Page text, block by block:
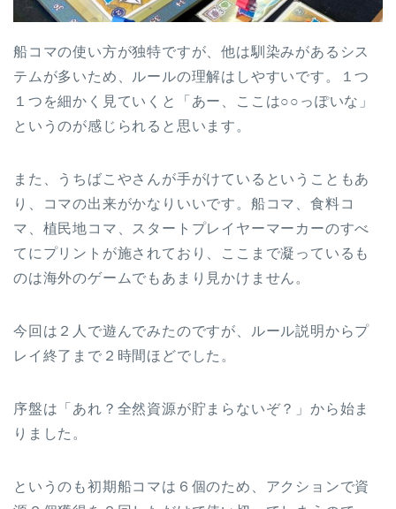
船コマの使い方が独特ですが、他は馴染みがあるシス
テムが多いため、ルールの理解はしやすいです。１つ
１つを細かく見ていくと「あー、ここは○○っぽいな」
というのが感じられると思います。
また、うちばこやさんが手がけているということもあ
り、コマの出来がかなりいいです。船コマ、食料コ
マ、植民地コマ、スタートプレイヤーマーカーのすべ
てにプリントが施されており、ここまで凝っているも
のは海外のゲームでもあまり見かけません。
今回は２人で遊んでみたのですが、ルール説明からプ
レイ終了まで２時間ほどでした。
序盤は「あれ？全然資源が貯まらないぞ？」から始ま
りました。
というのも初期船コマは６個のため、アクションで資